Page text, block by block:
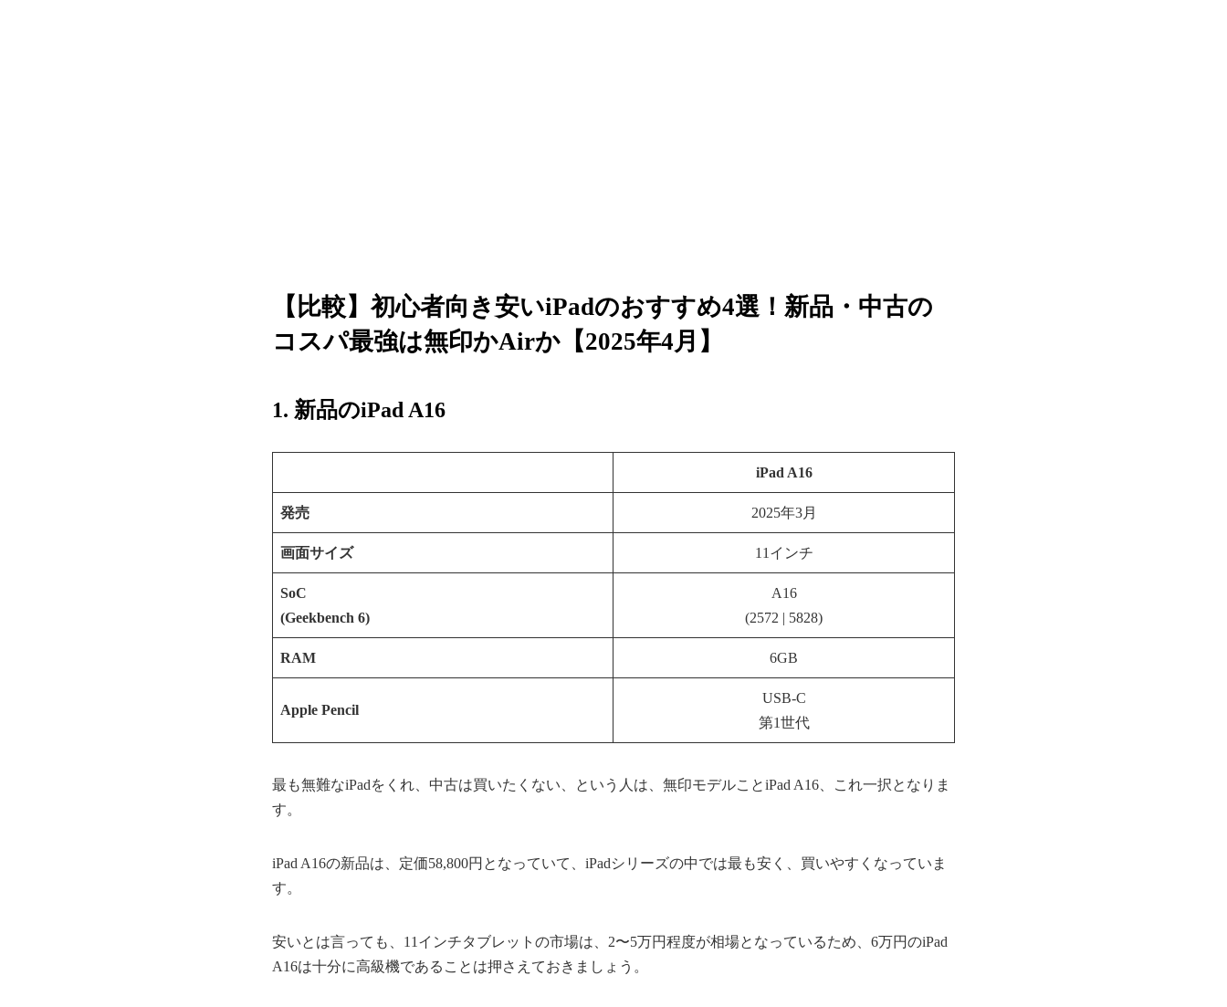
【比較】初心者向き安いiPadのおすすめ4選！新品・中古の
コスパ最強は無印かAirか【2025年4月】
1. 新品のiPad A16
iPad A16
発売 2025年3月
画面サイズ 11インチ
SoC
(Geekbench 6)
A16
(2572 | 5828)
RAM 6GB
Apple Pencil
USB-C
第1世代
最も無難なiPadをくれ、中古は買いたくない、という人は、無印モデルことiPad A16、これ一択となりま
す。
iPad A16の新品は、定価58,800円となっていて、iPadシリーズの中では最も安く、買いやすくなっていま
す。
安いとは言っても、11インチタブレットの市場は、2〜5万円程度が相場となっているため、6万円のiPad
A16は十分に高級機であることは押さえておきましょう。